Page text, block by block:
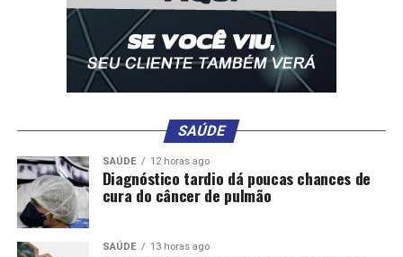
SAÚDE
SAÚDE 12 horas ago
Diagnóstico tardio dá poucas chances de
cura do câncer de pulmão
SAÚDE 13 horas ago